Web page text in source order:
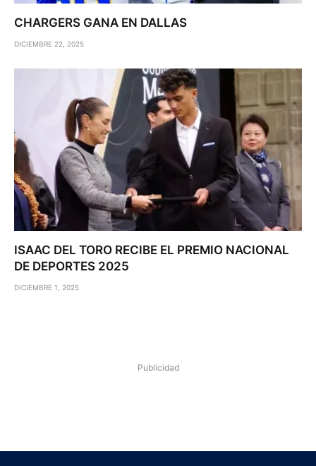
CHARGERS GANA EN DALLAS
DICIEMBRE 22, 2025
ISAAC DEL TORO RECIBE EL PREMIO NACIONAL
DE DEPORTES 2025
DICIEMBRE 1, 2025
Publicidad